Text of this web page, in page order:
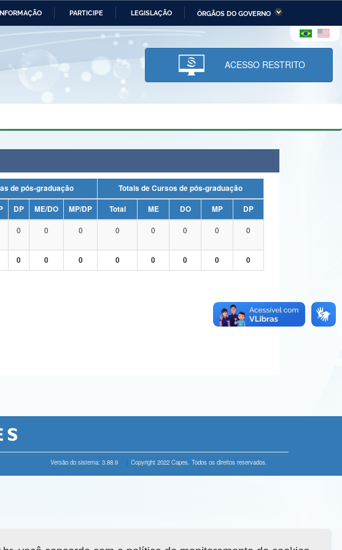
PARTICIPE LEGISLAÇÃO ÓRGÃOS DO GOVERNO
Ministério da Economia Ministério da Infraestrutura
Ministério da Ciência,
Tecnologia, Inovações e
Comunicações
e dos Direitos Humanos
Planalto
ACESSO RESTRITO
Total de Programas de pós-graduação
Totais de Cursos de pós-graduação
DP ME/DO MP/DP Total ME DO MP
DP
0 0 0 0 0 0 0 0
0 0 0 0 0 0 0 0
Versão do sistema: 3.88.9 Copyright 2022 Capes. Todos os direitos reservados.